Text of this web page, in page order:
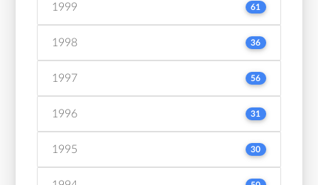
1999 61
1998 36
1997 56
1996 31
1995 30